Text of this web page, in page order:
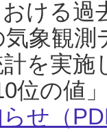
ける過
気象観
を実
位の値
せ（